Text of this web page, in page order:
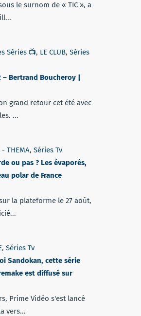
le surnom de « TIC », a
Séries 📺, LE CLUB, Séries
– Bertrand Boucheroy |
grand retour cet été avec
...
- THEMA, Séries Tv
ou pas ? Les évaporés,
polar de France
la plateforme le 27 août,
, Séries Tv
Sandokan, cette série
est diffusé sur
Prime Vidéo s'est lancé
vers...